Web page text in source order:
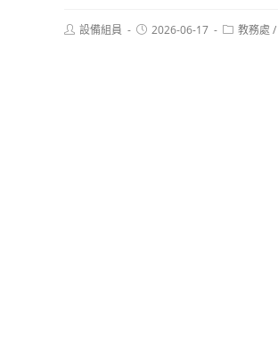
Post設備組員
Post2026-06-17
Post教務處 /